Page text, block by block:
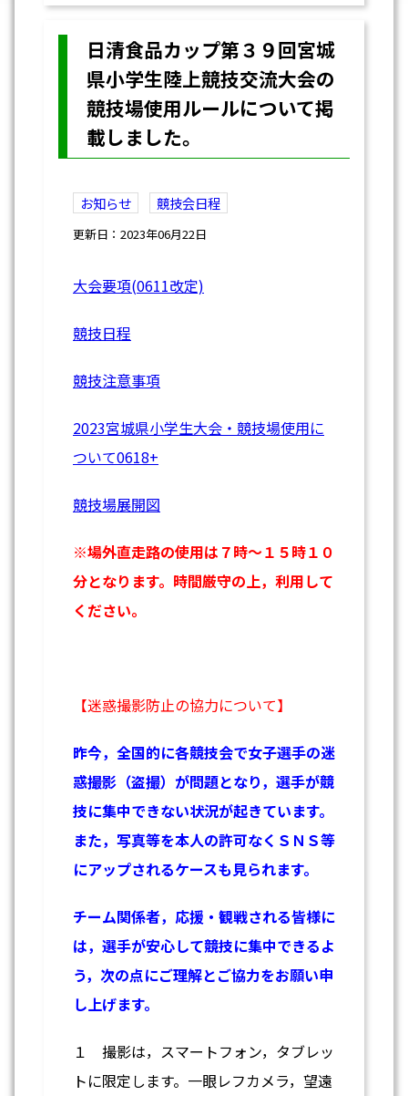
日清食品カップ第３９回宮城
県小学生陸上競技交流大会の
競技場使用ルールについて掲
載しました。
お知らせ 競技会日程
更新日：2023年06月22日
大会要項(0611改定)
競技日程
競技注意事項
2023宮城県小学生大会・競技場使用に
ついて0618+
競技場展開図
※場外直走路の使用は７時～１５時１０
分となります。時間厳守の上，利用して
ください。
【迷惑撮影防止の協力について】
昨今，全国的に各競技会で女子選手の迷
惑撮影（盗撮）が問題となり，選手が競
技に集中できない状況が起きています。
また，写真等を本人の許可なくＳＮＳ等
にアップされるケースも見られます。
チーム関係者，応援・観戦される皆様に
は，選手が安心して競技に集中できるよ
う，次の点にご理解とご協力をお願い申
し上げます。
１ 撮影は，スマートフォン，タブレッ
トに限定します。一眼レフカメラ，望遠